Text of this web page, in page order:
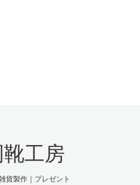
工房
貨製作｜プレゼント